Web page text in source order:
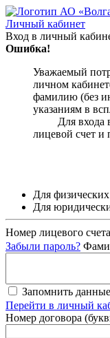
Личный кабинет
Вход в личный
Ошибка!
Уважаемый
личном
фамилию (без
Для входа в
АО
Для
Для
Номер лицевого
Забыли пароль?
Запомнить данные
Перейти в личный
Номер договора